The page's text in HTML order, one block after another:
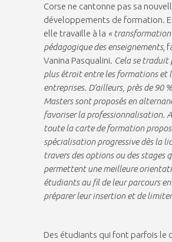
Corse ne cantonne pas sa
développements de formation.
elle travaille à la « transformation
pédagogique des enseignements,
Vanina Pasqualini. Cela se traduit
plus étroit entre les formations et
entreprises. D’ailleurs, près de 90
Masters sont proposés en
favoriser la professionnalisation.
toute la carte de formation
spécialisation progressive dès la
travers des options ou des stages
permettent une meilleure
étudiants au fil de leur parcours en
préparer leur insertion et de limiter
Des étudiants qui font parfois le